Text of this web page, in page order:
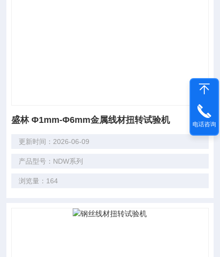
盛林 Φ1mm-Φ6mm金属线材扭转试验机
更新时间：2026-06-09
产品型号：NDW系列
浏览量：164
电话咨询